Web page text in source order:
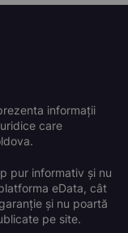
informații
care
pur informativ și nu
eData, cât
și nu poartă
pe site.